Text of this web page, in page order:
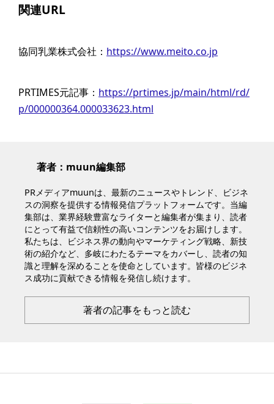
関連URL
協同乳業株式会社： https://www.meito.co.jp
PRTIMES元記事： https://prtimes.jp/main/html/rd/
p/000000364.000033623.html
著者：muun編集部
PRメディアmuunは、最新のニュースやトレンド、ビジネ
スの洞察を提供する情報発信プラットフォームです。当編
集部は、業界経験豊富なライターと編集者が集まり、読者
にとって有益で信頼性の高いコンテンツをお届けします。
私たちは、ビジネス界の動向やマーケティング戦略、新技
術の紹介など、多岐にわたるテーマをカバーし、読者の知
識と理解を深めることを使命としています。皆様のビジネ
ス成功に貢献できる情報を発信し続けます。
著者の記事をもっと読む